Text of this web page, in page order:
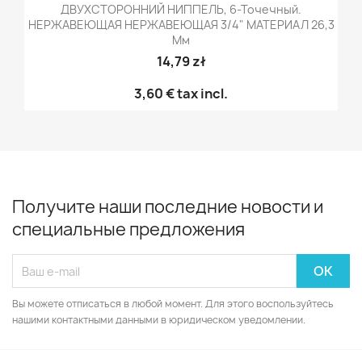
ДВУХСТОРОННИЙ НИППЕЛЬ, 6-Точечный.
НЕРЖАВЕЮЩАЯ НЕРЖАВЕЮЩАЯ 3/4" МАТЕРИАЛ 26,3
Мм
14,79 zł
3,60 €tax incl.
Получите наши последние новости и
специальные предложения
Вы можете отписаться в любой момент. Для этого воспользуйтесь
нашими контактными данными в юридическом уведомлении.